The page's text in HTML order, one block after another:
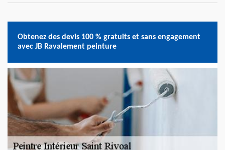
Obtenez des devis 100 % gratuits et sans engagement
avec JB Ravalement peinture